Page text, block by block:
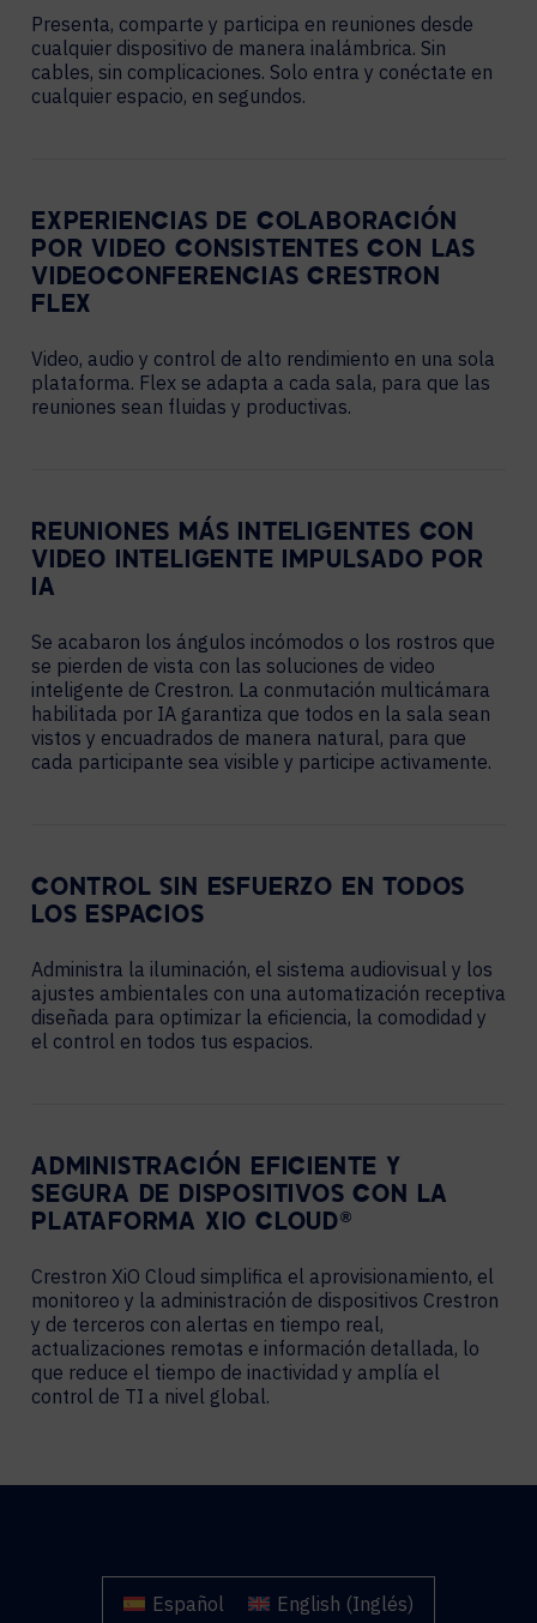
Presenta, comparte y participa en reuniones desde
cualquier dispositivo de manera inalámbrica. Sin
cables, sin complicaciones. Solo entra y conéctate en
cualquier espacio, en segundos.
EXPERIENCIAS DE COLABORACIÓN
POR VIDEO CONSISTENTES CON LAS
VIDEOCONFERENCIAS CRESTRON
FLEX
Video, audio y control de alto rendimiento en una sola
plataforma. Flex se adapta a cada sala, para que las
reuniones sean fluidas y productivas.
REUNIONES MÁS INTELIGENTES CON
VIDEO INTELIGENTE IMPULSADO POR
IA
Se acabaron los ángulos incómodos o los rostros que
se pierden de vista con las soluciones de video
inteligente de Crestron. La conmutación multicámara
habilitada por IA garantiza que todos en la sala sean
vistos y encuadrados de manera natural, para que
cada participante sea visible y participe activamente.
CONTROL SIN ESFUERZO EN TODOS
LOS ESPACIOS
Administra la iluminación, el sistema audiovisual y los
ajustes ambientales con una automatización receptiva
diseñada para optimizar la eficiencia, la comodidad y
el control en todos tus espacios.
ADMINISTRACIÓN EFICIENTE Y
SEGURA DE DISPOSITIVOS CON LA
PLATAFORMA XIO CLOUD®
Crestron XiO Cloud simplifica el aprovisionamiento, el
monitoreo y la administración de dispositivos Crestron
y de terceros con alertas en tiempo real,
actualizaciones remotas e información detallada, lo
que reduce el tiempo de inactividad y amplía el
control de TI a nivel global.
Español English (Inglés)